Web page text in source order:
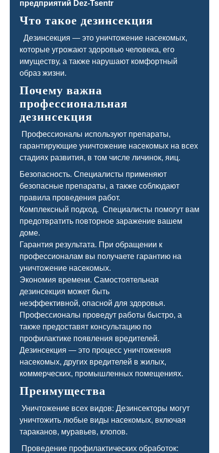
Что такое дезинсекция
Дезинсекция — это уничтожение насекомых,
которые угрожают здоровью человека, его
имуществу, а также нарушают комфортный
образ жизни.
Почему важна
профессиональная
дезинсекция
Профессионалы используют препараты,
гарантирующие уничтожение насекомых на всех
стадиях развития, в том числе личинок, яиц.
Безопасность. Специалисты применяют
безопасные препараты, а также соблюдают
правила проведения работ.
Комплексный подход. Специалисты помогут вам
предотвратить повторное заражение вашем
доме.
Гарантия результата. При обращении к
профессионалам вы получаете гарантию на
уничтожение насекомых.
Экономия времени. Самостоятельная
дезинсекция может быть
неэффективной, опасной для здоровья.
Профессионалы проведут работы быстро, а
также предоставят консультацию по
профилактике появления вредителей.
Дезинсекция — это процесс уничтожения
насекомых, других вредителей в жилых,
коммерческих, промышленных помещениях.
Преимущества
Уничтожение всех видов: Дезинсекторы могут
уничтожить любые виды насекомых, включая
тараканов, муравьев, клопов.
Проведение профилактических обработок: